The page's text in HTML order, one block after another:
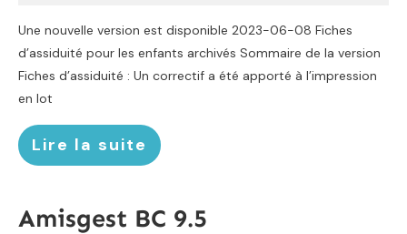
Une nouvelle version est disponible 2023-06-08 Fiches
d’assiduité pour les enfants archivés Sommaire de la version
Fiches d’assiduité : Un correctif a été apporté à l’impression
en lot
Lire la suite
Amisgest BC 9.5